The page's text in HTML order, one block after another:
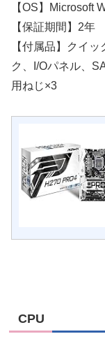
【OS】Microsoft
【保証期間】2年
【付属品】クイ
ク、I/Oパネル、
用ねじ×3
CPU